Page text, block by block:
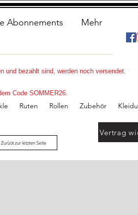
Abonnements Mehr
Ruten Rollen Zubehör
und bezahlt sind, werden noch versendet.
Code SOMMER26.
Vertrag
Zurück zur letzten Seite